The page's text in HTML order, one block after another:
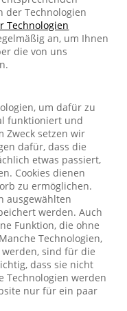
der Technologien
Technologien
an, um Ihnen
die von uns
um dafür zu
funktioniert und
Zweck setzen wir
dafür, dass die
etwas passiert,
Cookies dienen
zu ermöglichen.
ausgewählten
werden. Auch
Funktion, die ohne
Technologien,
sind für die
dass sie nicht
Technologien werden
nur für ein paar